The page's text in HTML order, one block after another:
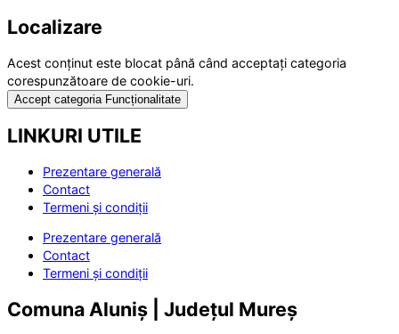
Localizare
Acest conținut este blocat până când acceptați categoria
corespunzătoare de cookie-uri.
Accept categoria Funcționalitate
LINKURI UTILE
Prezentare generală
Contact
Termeni și condiții
Prezentare generală
Contact
Termeni și condiții
Comuna Aluniș | Județul Mureș